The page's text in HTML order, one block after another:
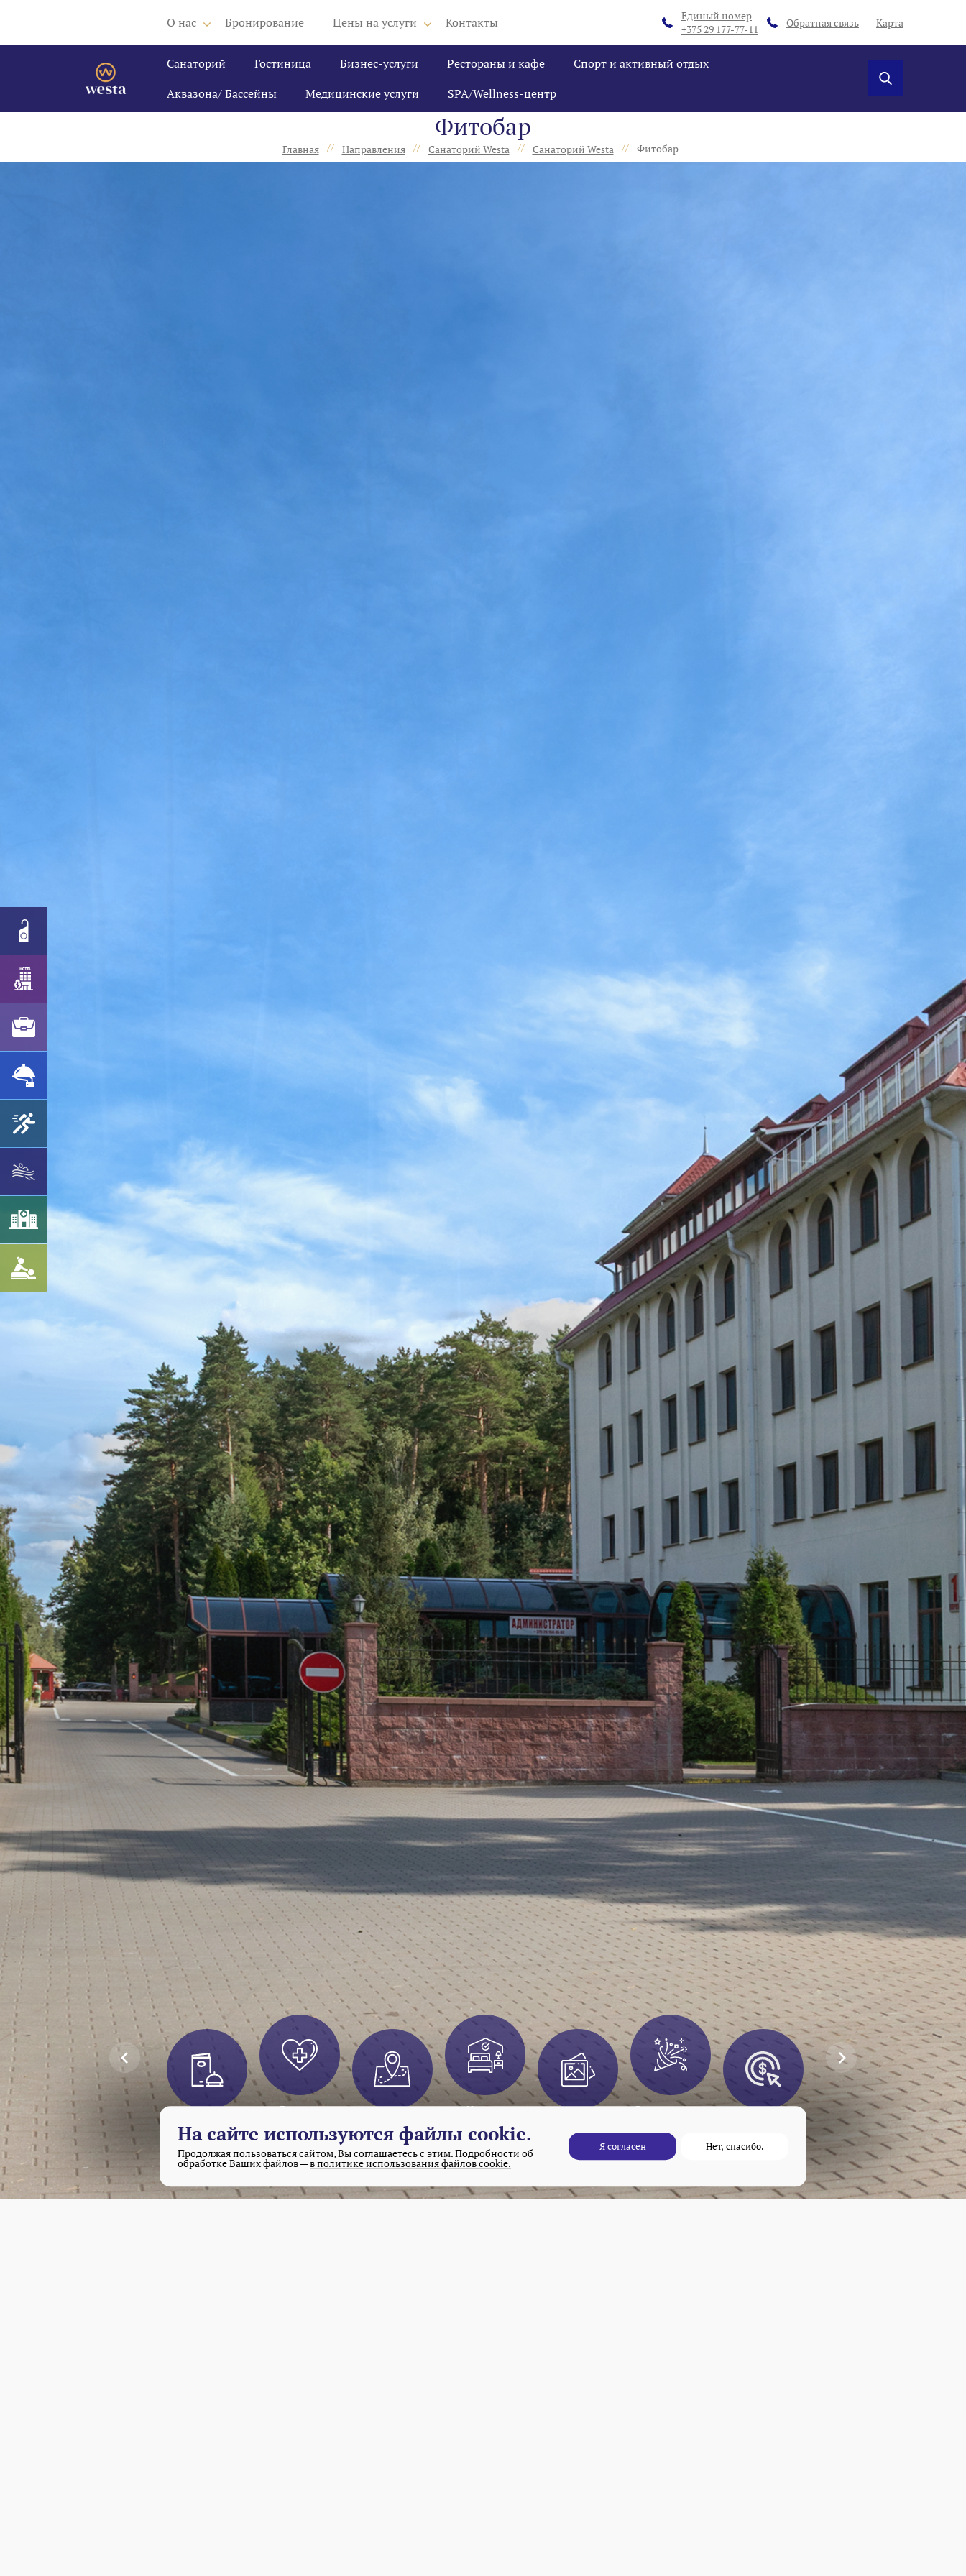
О нас Бронирование Цены на услуги Контакты
Единый номер
+375 29 177-77-11
Обратная связь Карта
Санаторий Гостиница Бизнес-услуги Рестораны и кафе
Спорт и активный отдых
Аквазона/ Бассейны
Медицинские услуги SPA/Wellness-центр
Фитобар
Главная // Направления // Санаторий Westa // Санаторий Westa // Фитобар
Способы
оплаты
Питание
Программы
Лечение
Территория
Номера
Развлечения и
Питание
На сайте используются файлы cookie.
Продолжая пользоваться сайтом, Вы соглашаетесь с этим. Подробности об
обработке Ваших файлов —в политике использования файлов cookie.
Я согласен Нет, спасибо.